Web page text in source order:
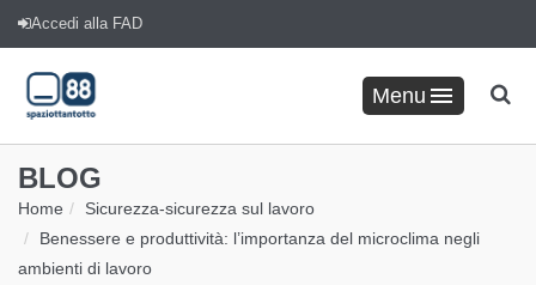
Accedi alla FAD
Menu
BLOG
Home Sicurezza-sicurezza sul lavoro
Benessere e produttività: l’importanza del microclima negli
ambienti di lavoro